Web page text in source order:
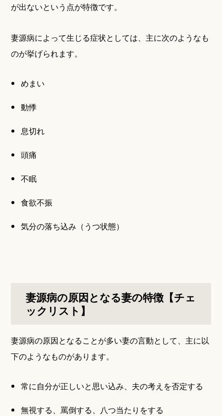
が出ないという点が特徴です。
妻源病によって生じる症状としては、主に次のようなも
のが挙げられます。
めまい
動悸
息切れ
頭痛
不眠
食欲不振
気分の落ち込み（うつ状態）
妻源病の原因となる妻の特徴【チェ
ックリスト】
妻源病の原因となることが多い妻の言動として、主に以
下のようなものがあります。
常に自分が正しいと思い込み、夫の考えを否定する
無視する、罵倒する、八つ当たりをする